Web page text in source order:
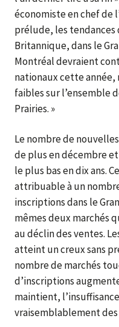
économiste en chef de
prélude, les tendances
Britannique, dans le
Montréal devraient
nationaux cette
faibles sur l’ensemble
Prairies. »
Le nombre de
de plus en décembre
le plus bas en dix ans.
attribuable à un
inscriptions dans le
mêmes deux marchés
au déclin des ventes.
atteint un creux sans
nombre de marchés
d’inscriptions
maintient,
vraisemblablement